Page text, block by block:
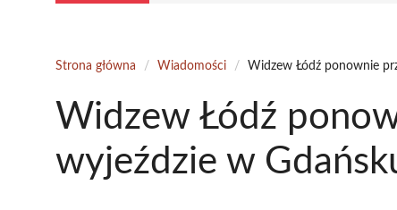
Strona główna / Wiadomości / Widzew Łódź ponownie
Widzew Łódź
wyjeździe w